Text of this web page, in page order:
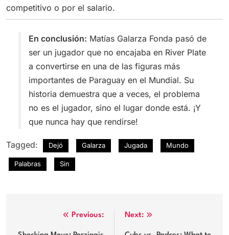
competitivo o por el salario.
En conclusión: Matías Galarza Fonda pasó de
ser un jugador que no encajaba en River Plate
a convertirse en una de las figuras más
importantes de Paraguay en el Mundial. Su
historia demuestra que a veces, el problema
no es el jugador, sino el lugar donde está. ¡Y
que nunca hay que rendirse!
Tagged: Dejó Galarza Jugada Mundo
Palabras Sin
Previous: Next: